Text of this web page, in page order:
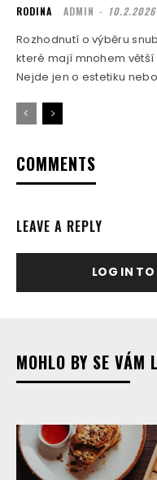
RODINA ADMIN - 10.2.2026
Rozhodnutí o výběru
které mají mnohem větší
Nejde jen o estetiku
COMMENTS
LEAVE A REPLY
LOG IN
MOHLO BY SE VÁM